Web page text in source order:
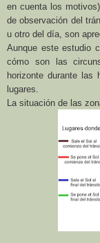
en cuenta los
de observación del
u otro del día, son
Aunque este estudio
cómo son las
horizonte durante las
lugares.
La situación de las